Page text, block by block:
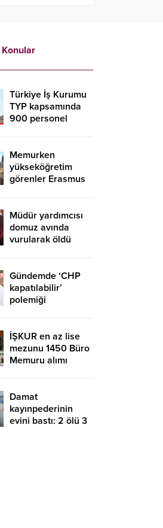
Türkiye İş Kurumu
TYP kapsamında
900 personel
yapılır?
Memurken
yükseköğretim
görenler Erasmus
mi?
Müdür yardımcısı
domuz avında
vurularak öldü
Gündemde ‘CHP
kapatılabilir’
polemiği
İŞKUR en az lise
mezunu 1450 Büro
Memuru alımı
sınavsız başvuru
Damat
kayınpederinin
evini bastı: 2 ölü 3